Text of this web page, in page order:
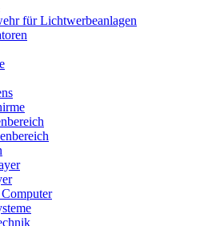
für Lichtwerbeanlagen